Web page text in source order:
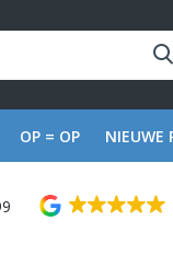
OP = OP NIEUWE